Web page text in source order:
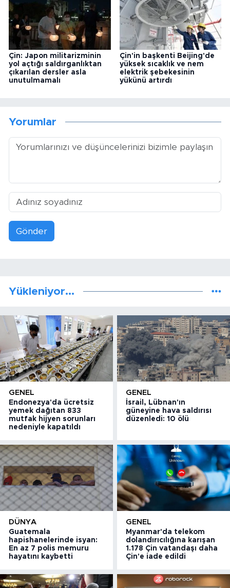
Çin: Japon militarizminin
yol açtığı saldırganlıktan
çıkarılan dersler asla
unutulmamalı
Çin'in başkenti Beijing'de
yüksek sıcaklık ve nem
elektrik şebekesinin
yükünü artırdı
Yorumlar
Gönder
Yükleniyor...
GENEL
Endonezya'da ücretsiz
yemek dağıtan 833
mutfak hijyen sorunları
nedeniyle kapatıldı
GENEL
İsrail, Lübnan'ın
güneyine hava saldırısı
düzenledi: 10 ölü
DÜNYA
Guatemala
hapishanelerinde isyan:
En az 7 polis memuru
hayatını kaybetti
GENEL
Myanmar'da telekom
dolandırıcılığına karışan
1.178 Çin vatandaşı daha
Çin'e iade edildi